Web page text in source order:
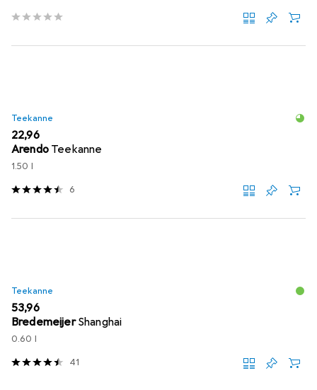
Teekanne
EUR
22,96
Arendo Teekanne
1.50 l
6
Teekanne
EUR
53,96
Bredemeijer Shanghai
0.60 l
41